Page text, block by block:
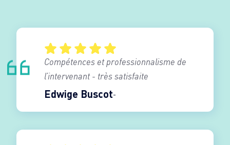
Edwige Buscot
Compétences et professionnalisme de
l’intervenant - très satisfaite